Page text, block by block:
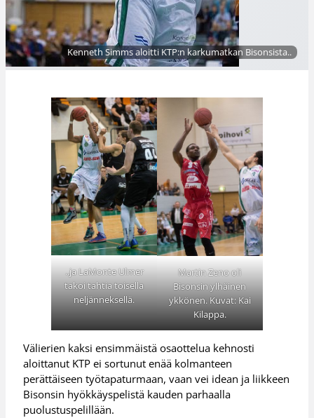
Kenneth Simms aloitti KTP:n karkumatkan Bisonsista..
..ja LaMonte Ulmer
takoi tahtia toisella
neljänneksellä.
Martin Zeno oli
Bisonsin ylhäinen
ykkönen. Kuvat: Kai
Kilappa.
Välierien kaksi ensimmäistä osaottelua kehnosti
aloittanut KTP ei sortunut enää kolmanteen
perättäiseen työtapaturmaan, vaan vei idean ja liikkeen
Bisonsin hyökkäyspelistä kauden parhaalla
puolustuspelillään.